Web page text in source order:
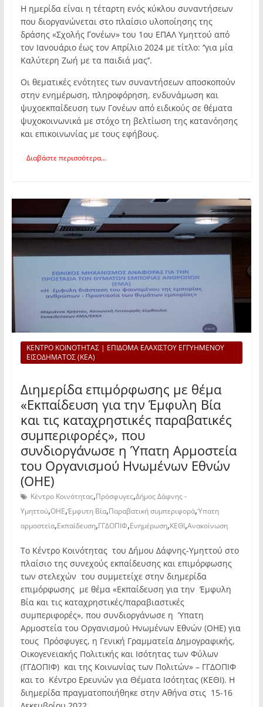
Η ημερίδα είναι η τέταρτη ενός κύκλου συναντήσεων
που διοργανώνεται στο πλαίσιο υλοποίησης της
δράσης «Σχολής Γονέων» του 1ου ΕΠΑΛ Υμηττού από
τον Ιανουάριο έως τον Απρίλιο 2024 με τίτλο: ‘’για μία
Καλύτερη Ζωή με τα παιδιά μας’’.
Οι θεματικές ενότητες των συναντήσεων αποσκοπούν
στην ενημέρωση, πληροφόρηση, ενδυνάμωση και
ψυχοεκπαίδευση των Γονέων από ειδικούς σε θέματα
ψυχοκοινωνικά με στόχο τη βελτίωση της κατανόησης
και επικοινωνίας με τους εφήβους.
Διαβάστε περισσότερα...
ΚΕΝΤΡΟ ΚΟΙΝΟΤΗΤΑΣ | ΕΠΙΔΟΜΑ ΕΛΑΧΙΣΤΟΥ ΕΓΓΥΗΜΕΝΟΥ
ΕΙΣΟΔΗΜΑΤΟΣ (ΚΕΑ)
Διημερίδα επιμόρφωσης με θέμα
«Εκπαίδευση για την Έμφυλη Βία
και τις καταχρηστικές παραβατικές
συμπεριφορές», που
συνδιοργάνωσε η Ύπατη Αρμοστεία
του Οργανισμού Ηνωμένων Εθνών
(ΟΗΕ)
Κέντρο Κοινότητας,Πρόσφυγες,Δήμος Δάφνης -
Υμηττού,ΟΗΕ,Έμφυτη Βία,Παραβατική συμπεριφορά,Ύπατη
αρμοστεία,Εκπαίδευση,ΓΓΔΟΠΙΦ,Ενημέρωση,ΚΕΘΙ,Ανακοίνωση
Το Κέντρο Κοινότητας του Δήμου Δάφνης-Υμηττού στο
πλαίσιο της συνεχούς εκπαίδευσης και επιμόρφωσης
των στελεχών του συμμετείχε στην διημερίδα
επιμόρφωσης με θέμα «Εκπαίδευση για την Έμφυλη
Βία και τις καταχρηστικές/παραβιαστικές
συμπεριφορές», που συνδιοργάνωσε η Ύπατη
Αρμοστεία του Οργανισμού Ηνωμένων Εθνών (ΟΗΕ) για
τους Πρόσφυγες, η Γενική Γραμματεία Δημογραφικής,
Οικογενειακής Πολιτικής και Ισότητας των Φύλων
(ΓΓΔΟΠΙΦ) και της Κοινωνίας των Πολιτών» – ΓΓΔΟΠΙΦ
και το Κέντρο Ερευνών για Θέματα Ισότητας (ΚΕΘΙ). Η
διημερίδα πραγματοποιήθηκε στην Αθήνα στις 15-16